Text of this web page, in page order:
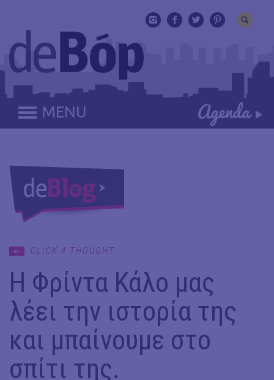
MENU
CLICK 4 THOUGHT
Η Φρίντα Κάλο μας
λέει την ιστορία της
και μπαίνουμε στο
σπίτι της.